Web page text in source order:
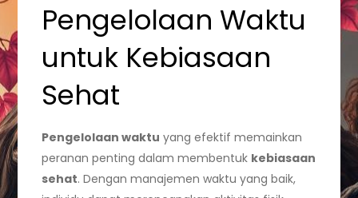
Pengelolaan Waktu
untuk Kebiasaan
Sehat
Pengelolaan waktu yang efektif memainkan
peranan penting dalam membentuk kebiasaan
sehat. Dengan manajemen waktu yang baik,